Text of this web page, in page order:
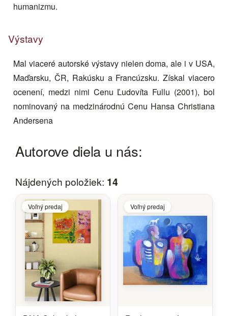
humanizmu.
Výstavy
Mal viaceré autorské výstavy nielen doma, ale i v USA,
Maďarsku, ČR, Rakúsku a Francúzsku. Získal viacero
ocenení, medzi nimi Cenu Ľudovíta Fullu (2001), bol
nominovaný na medzinárodnú Cenu Hansa Christiana
Andersena
Autorove diela u nás:
Nájdených položiek: 14
Voľný predaj Voľný predaj